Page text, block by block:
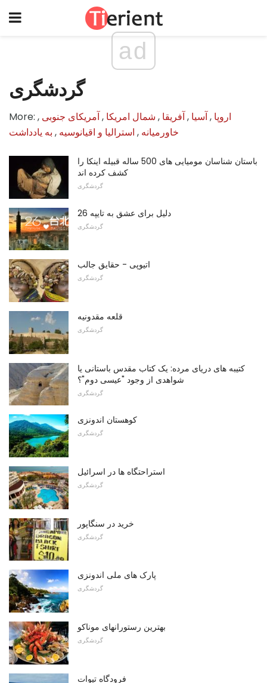
ad
گردشگری
More: اروپا ,آسیا ,آفریقا , شمال امریکا ,آمریکای جنوبی ,
خاورمیانه , استرالیا و اقیانوسیه , به یادداشت
باستان شناسان مومیایی های 500 ساله قبیله اینکا را
کشف کرده اند
گردشگری
26 دلیل برای عشق به تایپه
گردشگری
اتیوپی - حقایق جالب
گردشگری
قلعه مقدونیه
گردشگری
کتیبه های دریای مرده: یک کتاب مقدس باستانی یا
شواهدی از وجود "عیسی دوم"؟
گردشگری
کوهستان اندونزی
گردشگری
استراحتگاه ها در اسرائیل
گردشگری
خرید در سنگاپور
گردشگری
پارک های ملی اندونزی
گردشگری
بهترین رستورانهای موناکو
گردشگری
فرودگاه تیوات